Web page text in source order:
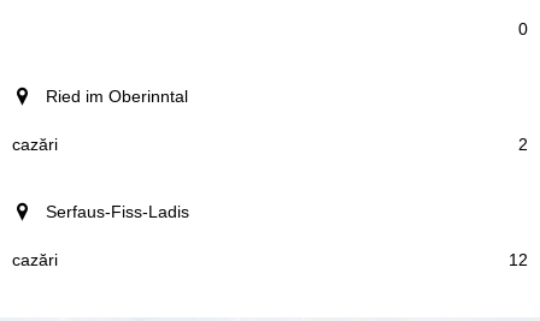
0
Ried im Oberinntal
2
Serfaus-Fiss-Ladis
12